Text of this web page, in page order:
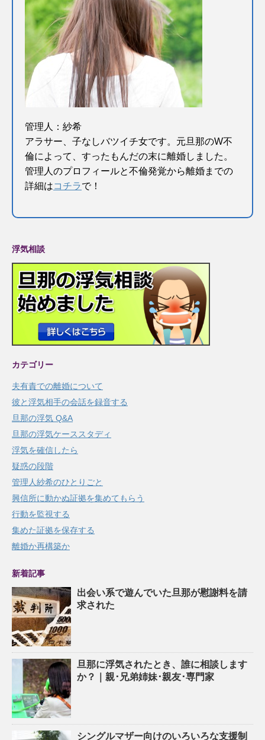
管理人：紗希
アラサー、子なしバツイチ女です。元旦那のW不
倫によって、すったもんだの末に離婚しました。
管理人のプロフィールと不倫発覚から離婚までの
詳細はコチラで！
浮気相談
カテゴリー
夫有責での離婚について
彼と浮気相手の会話を録音する
旦那の浮気 Q&A
旦那の浮気ケーススタディ
浮気を確信したら
疑惑の段階
管理人紗希のひとりごと
興信所に動かぬ証拠を集めてもらう
行動を監視する
集めた証拠を保存する
離婚か再構築か
新着記事
出会い系で遊んでいた旦那が慰謝料を請
求された
旦那に浮気されたとき、誰に相談します
か？｜親･兄弟姉妹･親友･専門家
シングルマザー向けのいろいろな支援制